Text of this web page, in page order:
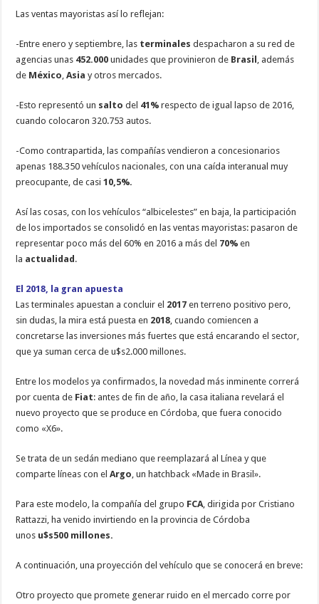
Las ventas mayoristas así lo reflejan:
-Entre enero y septiembre, las terminalesdespacharon a su red de
agencias unas 452.000 unidades que provinieron de Brasil , además
de México ,Asiay otros mercados.
-Esto representó un saltodel 41 %respecto de igual lapso de 2016,
cuando colocaron 320.753 autos.
-Como contrapartida, las compañías vendieron a concesionarios
apenas 188.350 vehículos nacionales, con una caída interanual muy
preocupante, de casi10,5%.
Así las cosas, con los vehículos “albicelestes” en baja, la participación
de los importados se consolidó en las ventas mayoristas: pasaron de
representar poco más del 60% en 2016 a más del 70% en
la actualidad.
El 2018, la gran apuesta
Las terminales apuestan a concluir el 2017en terreno positivo pero,
sin dudas, la mira está puesta en 2018 , cuando comiencen a
concretarse las inversiones más fuertes que está encarando el sector,
que ya suman cerca de u$s2.000 millones.
Entre los modelos ya confirmados, la novedad más inminente correrá
por cuenta de Fiat: antes de fin de año, la casa italiana revelará el
nuevo proyecto que se produce en Córdoba, que fuera conocido
como «X6».
Se trata de un sedán mediano que reemplazará al Línea y que
comparte líneas con elArgo , un hatchback «Made in Brasil».
Para este modelo, la compañía del grupo FCA , dirigida por Cristiano
Rattazzi, ha venido invirtiendo en la provincia de Córdoba
unos u$s500 millones.
A continuación, una proyección del vehículo que se conocerá en breve:
Otro proyecto que promete generar ruido en el mercado corre por